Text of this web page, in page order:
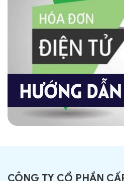
CÔNG TY CỔ PHẦN